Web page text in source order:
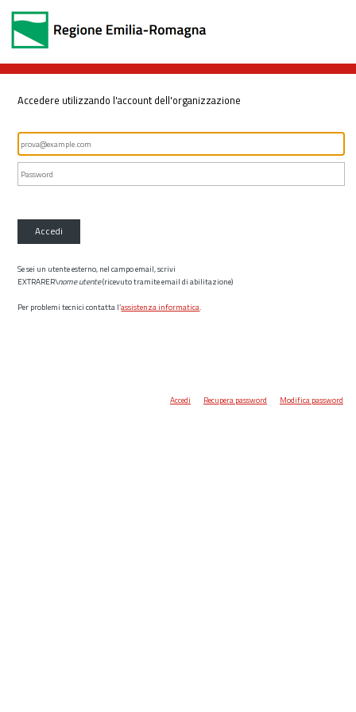
Accedere utilizzando l'account dell'organizzazione
Accedi
Se sei un utente esterno, nel campo email, scrivi
EXTRARER\nome utente(ricevuto tramite email di abilitazione)
Per problemi tecnici contatta l’assistenza informatica.
Accedi Recupera password Modifica password